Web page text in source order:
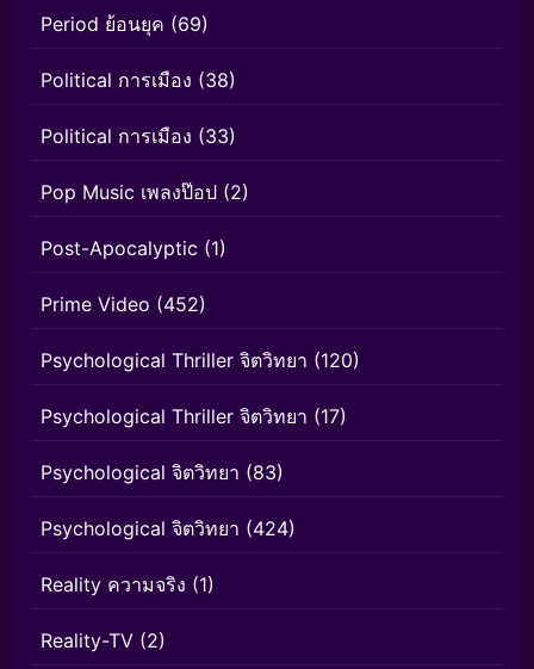
Period ย้อนยุค (69)
Political การเมือง (38)
Political การเมือง (33)
Pop Music เพลงป๊อป (2)
Post-Apocalyptic (1)
Prime Video (452)
Psychological Thriller จิตวิทยา (120)
Psychological Thriller จิตวิทยา (17)
Psychological จิตวิทยา (83)
Psychological จิตวิทยา (424)
Reality ความจริง (1)
Reality-TV (2)